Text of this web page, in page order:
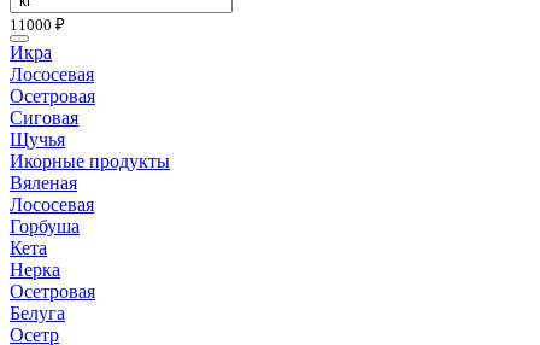
11000 ₽
Икра
Лососевая
Осетровая
Сиговая
Щучья
Икорные продукты
Вяленая
Лососевая
Горбуша
Кета
Нерка
Осетровая
Белуга
Осетр